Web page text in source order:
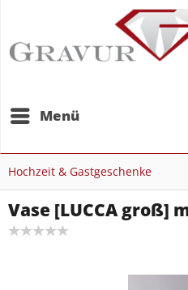
Menü
Hochzeit & Gastgeschenke
Vase [LUCCA groß]